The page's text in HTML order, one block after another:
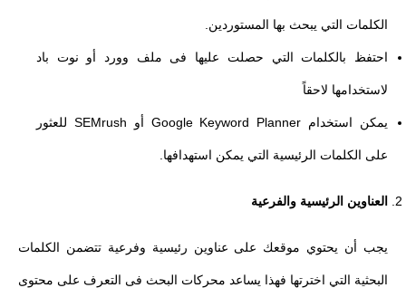
الكلمات التي يبحث بها المستوردين.
احتفظ بالكلمات التي حصلت عليها فى ملف وورد أو نوت باد
لاستخدامها لاحقاً
يمكن استخدام Google Keyword Planner أو SEMrush للعثور
على الكلمات الرئيسية التي يمكن استهدافها.
العناوين الرئيسية والفرعية
يجب أن يحتوي موقعك على عناوين رئيسية وفرعية تتضمن الكلمات
البحثية التي اخترتها فهذا يساعد محركات البحث فى التعرف على محتوى